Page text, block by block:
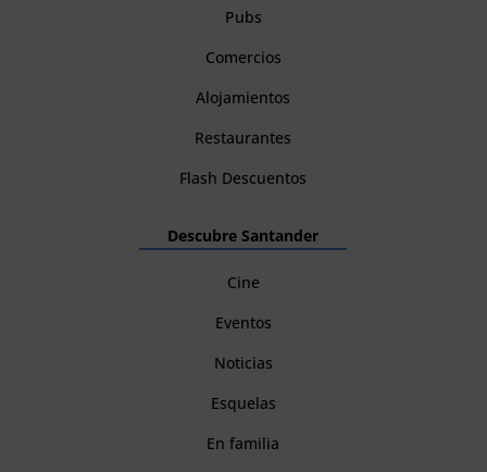
Pubs
Comercios
Alojamientos
Restaurantes
Flash Descuentos
Descubre Santander
Cine
Eventos
Noticias
Esquelas
En familia